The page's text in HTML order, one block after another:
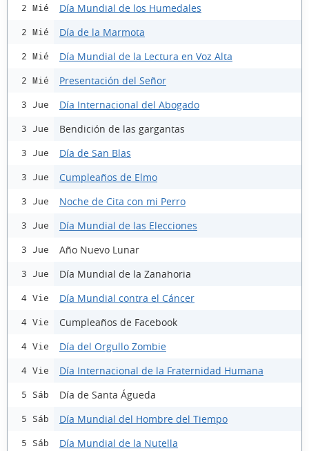
2 Mié Día Mundial de los Humedales
2 Mié Día de la Marmota
2 Mié Día Mundial de la Lectura en Voz Alta
2 Mié Presentación del Señor
3 Jue Día Internacional del Abogado
3 Jue Bendición de las gargantas
3 Jue Día de San Blas
3 Jue Cumpleaños de Elmo
3 Jue Noche de Cita con mi Perro
3 Jue Día Mundial de las Elecciones
3 Jue Año Nuevo Lunar
3 Jue Día Mundial de la Zanahoria
4 Vie Día Mundial contra el Cáncer
4 Vie Cumpleaños de Facebook
4 Vie Día del Orgullo Zombie
4 Vie Día Internacional de la Fraternidad Humana
5 Sáb Día de Santa Águeda
5 Sáb Día Mundial del Hombre del Tiempo
5 Sáb Día Mundial de la Nutella